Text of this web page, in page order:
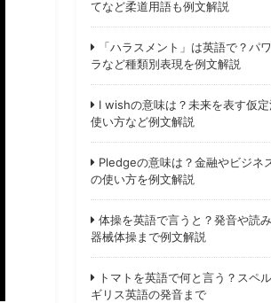
てなど柔道用語も例文解説
「ハラスメント」は英語で？パ
ラなど種類別表現を例文解説
I wishの意味は？未来を表す仮
使い方など例文解説
Pledgeの意味は？金融やビジネ
の使い方を例文解説
体操を英語で言うと？発音や読
器械体操まで例文解説
トマトを英語で何と言う？スペ
ギリス英語の発音まで